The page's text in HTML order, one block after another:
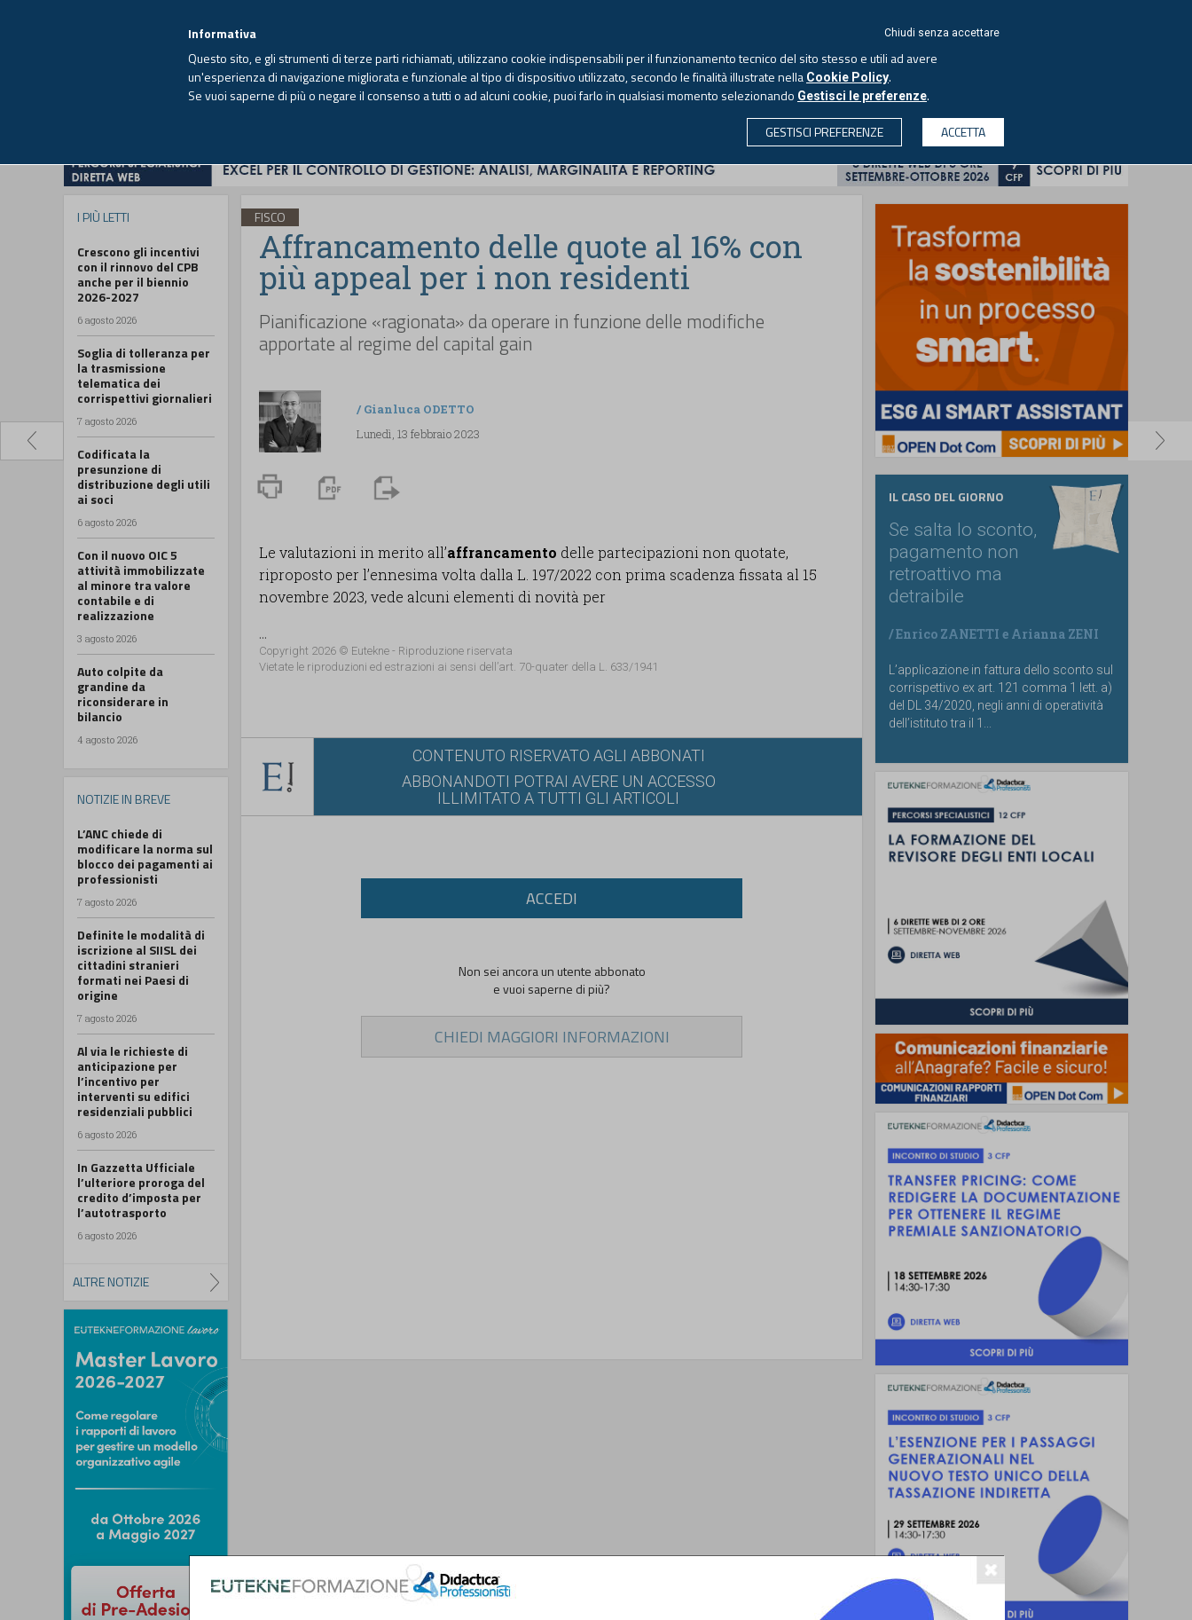
Venerdì, 7 agosto 2026 -Aggiornato alle 6.00
ECONOMIA & SOCIETÀ PROFESSIONI
I PIÙ LETTI
Crescono gli incentivi
con il rinnovo del CPB
anche per il biennio
2026-2027
6 agosto 2026
Soglia di tolleranza per
la trasmissione
telematica dei
corrispettivi giornalieri
7 agosto 2026
Codificata la
presunzione di
distribuzione degli utili
ai soci
6 agosto 2026
Con il nuovo OIC 5
attività immobilizzate
al minore tra valore
contabile e di
realizzazione
3 agosto 2026
Auto colpite da
grandine da
riconsiderare in
bilancio
4 agosto 2026
NOTIZIE IN BREVE
L’ANC chiede di
modificare la norma sul
blocco dei pagamenti ai
professionisti
7 agosto 2026
Definite le modalità di
iscrizione al SIISL dei
cittadini stranieri
formati nei Paesi di
origine
7 agosto 2026
Al via le richieste di
anticipazione per
l’incentivo per
interventi su edifici
residenziali pubblici
6 agosto 2026
In Gazzetta Ufficiale
l’ulteriore proroga del
credito d’imposta per
l’autotrasporto
6 agosto 2026
ALTRE NOTIZIE
FISCO
Affrancamento delle quote al 16% con
più appeal per i non residenti
Pianificazione «ragionata» da operare in funzione delle modifiche
apportate al regime del capital gain
/ Gianluca ODETTO
Lunedì, 13 febbraio 2023
Le valutazioni in merito all’affrancamento delle partecipazioni non quotate,
riproposto per l’ennesima volta dalla L. 197/2022 con prima scadenza fissata al 15
novembre 2023, vede alcuni elementi di novità per
...
Copyright 2026 © Eutekne - Riproduzione riservata
Vietate le riproduzioni ed estrazioni ai sensi dell’art. 70-quater della L. 633/1941
CONTENUTO RISERVATO AGLI ABBONATI
ABBONANDOTI POTRAI AVERE UN ACCESSO
ILLIMITATO A TUTTI GLI ARTICOLI
ACCEDI
Non sei ancora un utente abbonato
e vuoi saperne di più?
CHIEDI MAGGIORI INFORMAZIONI
IL CASO DEL GIORNO
Se salta lo sconto,
pagamento non
retroattivo ma
detraibile
/Enrico ZANETTI e Arianna ZENI
L’applicazione in fattura dello sconto sul
corrispettivo ex art. 121 comma 1 lett. a)
del DL 34/2020, negli anni di operatività
dell’istituto tra il 1...
Chiudi senza accettare
Informativa
Questo sito, e gli strumenti di terze parti richiamati, utilizzano cookie indispensabili per il funzionamento tecnico del sito stesso e utili ad avere
un'esperienza di navigazione migliorata e funzionale al tipo di dispositivo utilizzato, secondo le finalità illustrate nella Cookie Policy.
Se vuoi saperne di più o negare il consenso a tutti o ad alcuni cookie, puoi farlo in qualsiasi momento selezionando Gestisci le preferenze.
GESTISCI PREFERENZE
ACCETTA